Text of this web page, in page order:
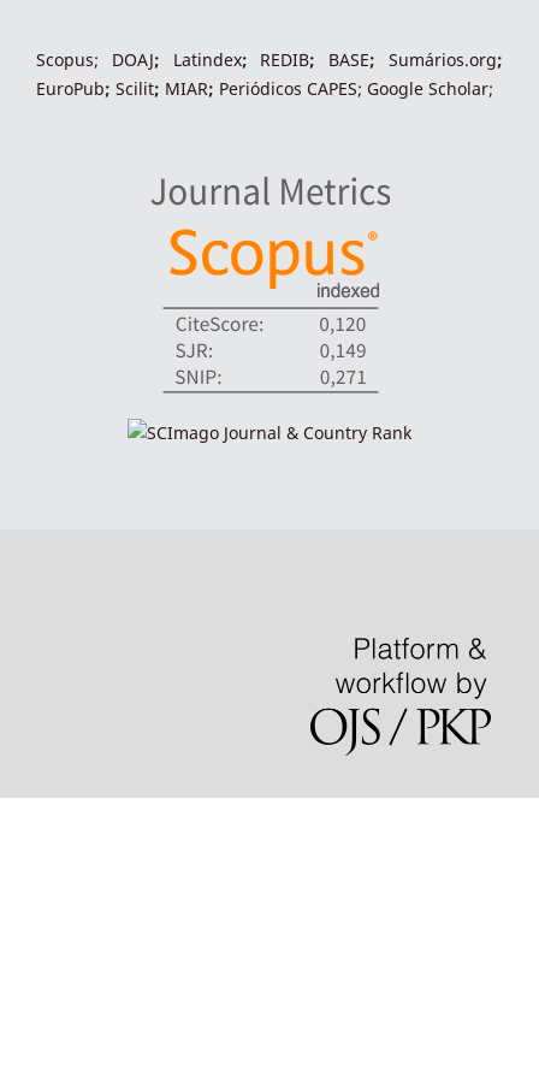
Scopus; DOAJ; Latindex; REDIB; BASE;Sumários.org;
EuroPub; Scilit; MIAR; Periódicos CAPES; Google Scholar;
indexadores-fronteiras